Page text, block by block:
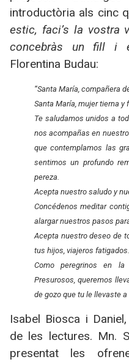
introductòria als cinc
estic, faci’s la vostra
concebràs un fill i
Florentina Budau:
“Santa María, compañera
Santa María, mujer tierna y
Te saludamos unidos a
nos acompañas en
que contemplamos las
sentimos un profundo
pereza.
Acepta nuestro saludo y
Concédenos meditar
alargar nuestros pasos
Acepta nuestro deseo de
tus hijos, viajeros fatigados.
Como peregrinos en
Presurosos, queremos
de gozo que tu le llevaste a
Isabel Biosca i
de les lectures. Mn.
presentat les